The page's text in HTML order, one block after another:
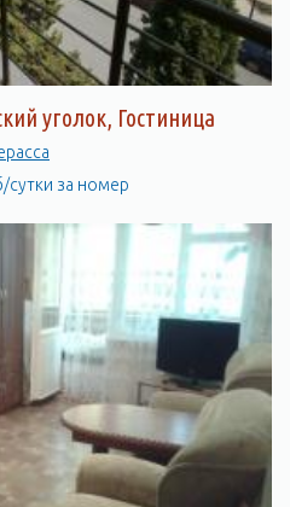
уголок, Гостиница
сутки за номер